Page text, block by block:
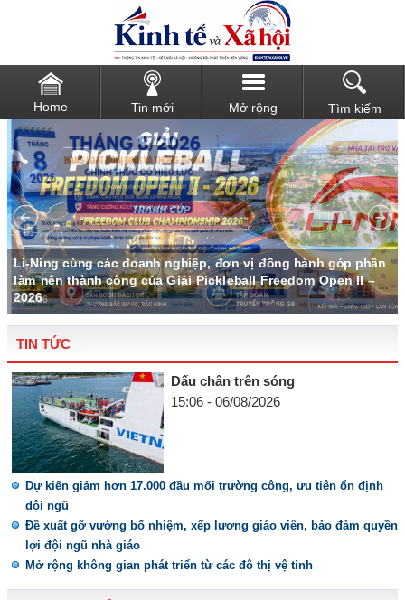
Home Tin mới Mở rộng Tìm kiếm
Li-Ning cùng các doanh nghiệp, đơn vị đồng hành góp phần
làm nên thành công của Giải Pickleball Freedom Open II –
2026
TIN TỨC
Dấu chân trên sóng
15:06 - 06/08/2026
Dự kiến giảm hơn 17.000 đầu mối trường công, ưu tiên ổn định
đội ngũ
Đề xuất gỡ vướng bổ nhiệm, xếp lương giáo viên, bảo đảm quyền
lợi đội ngũ nhà giáo
Mở rộng không gian phát triển từ các đô thị vệ tinh